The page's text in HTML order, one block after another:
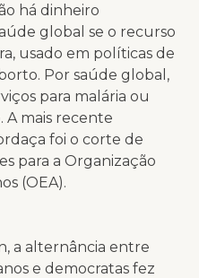
há dinheiro
global se o recurso
usado em políticas de
Por saúde global,
para malária ou
A mais recente
foi o corte de
para a Organização
(OEA).
a alternância entre
e democratas fez